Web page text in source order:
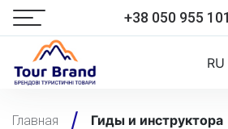
+38 050 955
RU
Главная Гиды и инструктора